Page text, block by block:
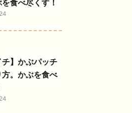
食べ尽くす！
チ】かぶパッチ
方。かぶを食べ